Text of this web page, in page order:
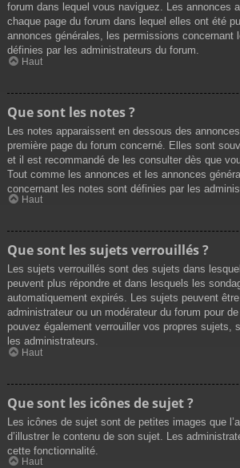
forum dans lequel vous naviguez. Les annonces
chaque page du forum dans lequel elles ont été
annonces générales, les permissions concernant
définies par les administrateurs du forum.
Haut
Que sont les notes ?
Les notes apparaissent en dessous des
première page du forum concerné. Elles sont
et il est recommandé de les consulter dès que
Tout comme les annonces et les annonces
concernant les notes sont définies par les
Haut
Que sont les sujets verrouillés ?
Les sujets verrouillés sont des sujets dans
peuvent plus répondre et dans lesquels les
automatiquement expirés. Les sujets peuvent
administrateur ou un modérateur du forum pour
pouvez également verrouiller vos propres sujets,
les administrateurs.
Haut
Que sont les icônes de sujet ?
Les icônes de sujet sont de petites images que
d’illustrer le contenu de son sujet. Les
cette fonctionnalité.
Haut